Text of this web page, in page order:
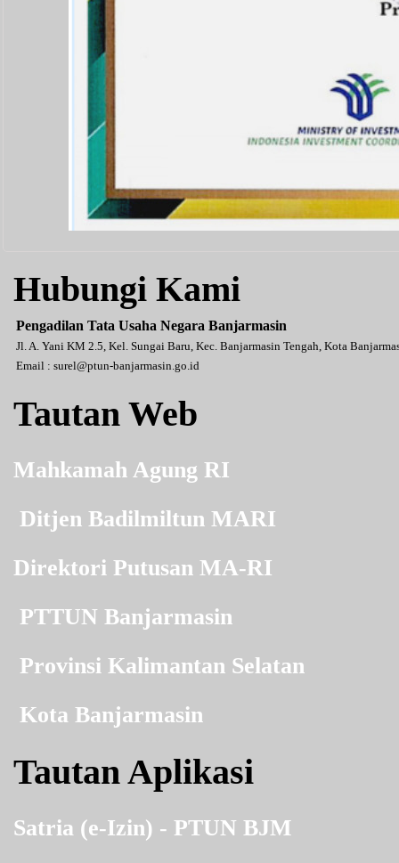
Hubungi Kami
Pengadilan Tata Usaha Negara Banjarmasin
Jl. A. Yani KM 2.5, Kel. Sungai Baru, Kec. Banjarmasin Tengah, Kota
Email : surel@ptun-banjarmasin.go.id
Tautan Web
Mahkamah Agung RI
Ditjen Badilmiltun MARI
Direktori Putusan MA-RI
PTTUN Banjarmasin
Provinsi Kalimantan Selatan
Kota Banjarmasin
Tautan Aplikasi
Satria (e-Izin) - PTUN BJM